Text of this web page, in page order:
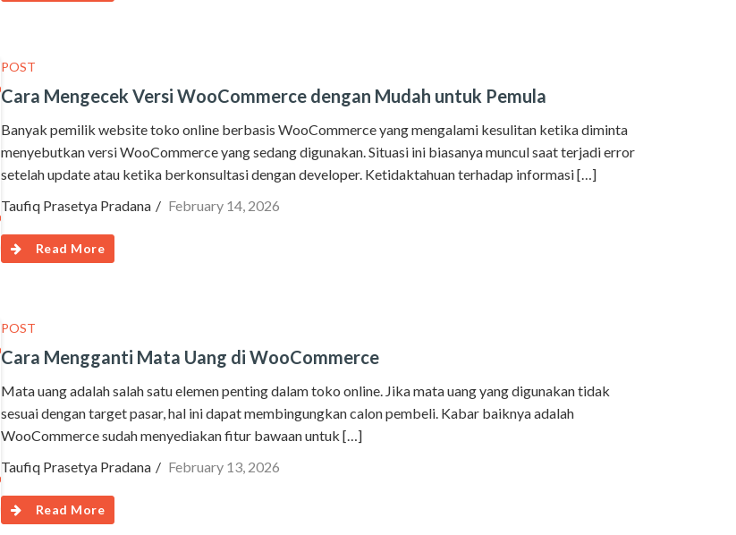
POST
Cara Mengecek Versi WooCommerce dengan Mudah untuk Pemula
Banyak pemilik website toko online berbasis WooCommerce yang mengalami kesulitan ketika diminta
menyebutkan versi WooCommerce yang sedang digunakan. Situasi ini biasanya muncul saat terjadi error
setelah update atau ketika berkonsultasi dengan developer. Ketidaktahuan terhadap informasi […]
Taufiq Prasetya Pradana
February 14, 2026
Read More
POST
Cara Mengganti Mata Uang di WooCommerce
Mata uang adalah salah satu elemen penting dalam toko online. Jika mata uang yang digunakan tidak
sesuai dengan target pasar, hal ini dapat membingungkan calon pembeli. Kabar baiknya adalah
WooCommerce sudah menyediakan fitur bawaan untuk […]
Taufiq Prasetya Pradana
February 13, 2026
Read More